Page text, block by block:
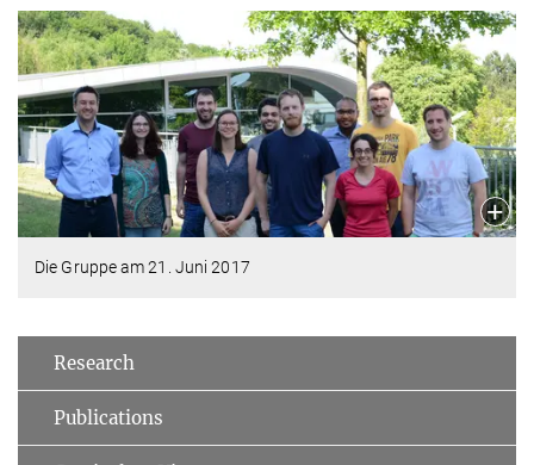
Die Gruppe am 21. Juni 2017
Research
Publications